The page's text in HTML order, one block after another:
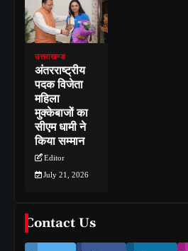
उत्तराखण्ड
अंतरराष्ट्रीय
पदक विजेता
महिला
मुक्केबाजों का
सीएम धामी ने
किया सम्मान
Editor
July 21, 2026
Contact Us